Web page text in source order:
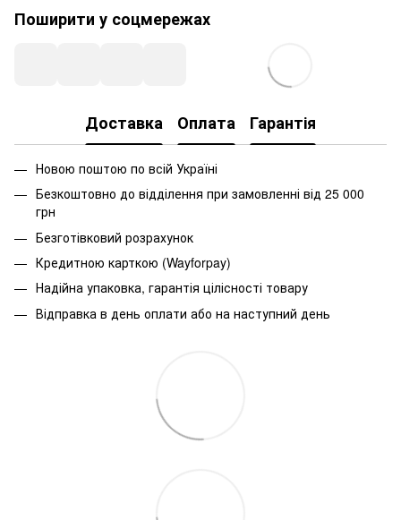
Поширити у соцмережах
Доставка Оплата Гарантія
Новою поштою по всій Україні
Безкоштовно до відділення при замовленні від 25 000
грн
Безготівковий розрахунок
Кредитною карткою (Wayforpay)
Надійна упаковка, гарантія цілісності товару
Відправка в день оплати або на наступний день